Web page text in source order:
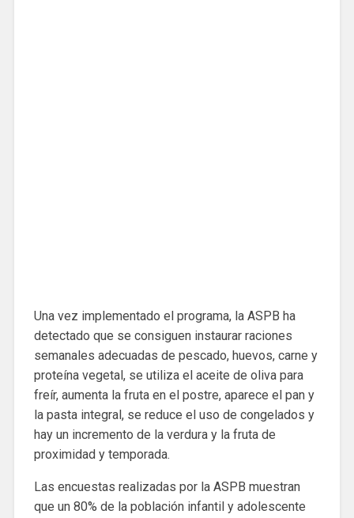
Una vez implementado el programa, la ASPB ha
detectado que se consiguen instaurar raciones
semanales adecuadas de pescado, huevos, carne y
proteína vegetal, se utiliza el aceite de oliva para
freír, aumenta la fruta en el postre, aparece el pan y
la pasta integral, se reduce el uso de congelados y
hay un incremento de la verdura y la fruta de
proximidad y temporada.
Las encuestas realizadas por la ASPB muestran
que un 80% de la población infantil y adolescente